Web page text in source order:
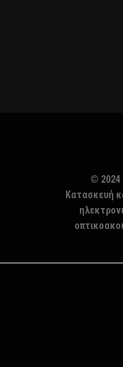
© 2024
Κατασκευή